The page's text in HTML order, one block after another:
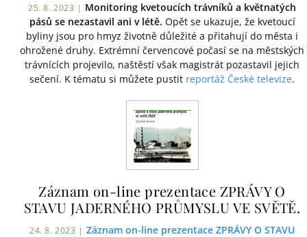
25. 8. 2023 | Monitoring kvetoucích trávníků a květnatých
pásů se nezastavil ani v létě. Opět se ukazuje, že kvetoucí
byliny jsou pro hmyz životně důležité a přitahují do města i
ohrožené druhy. Extrémní červencové počasí se na městských
trávnících projevilo, naštěstí však magistrát pozastavil jejich
sečení. K tématu si můžete pustit reportáž České televize.
Záznam on-line prezentace ZPRÁVY O
STAVU JADERNÉHO PRŮMYSLU VE SVĚTĚ.
24. 8. 2023 | Záznam on-line prezentace ZPRÁVY O STAVU